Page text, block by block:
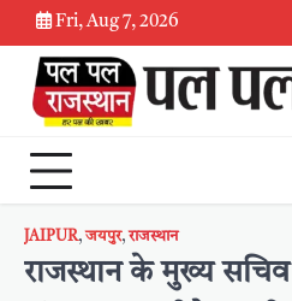
Skip
to
content
Fri, Aug 7, 2026
JAIPUR, जयपुर, राजस्थान
राजस्थान के मुख्य